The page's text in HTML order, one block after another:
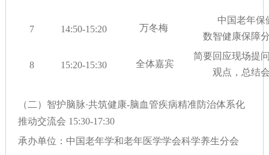
7 14:50-15:20 万冬梅
中国老年保
数智健康保障
8 15:20-15:30 全体嘉宾
简要回应现场提
观点，总结
（二）智护脑脉·共筑健康-脑血管疾病精准防治体系化
推动交流会 15:30-17:30
承办单位：中国老年学和老年医学学会科学养生分会